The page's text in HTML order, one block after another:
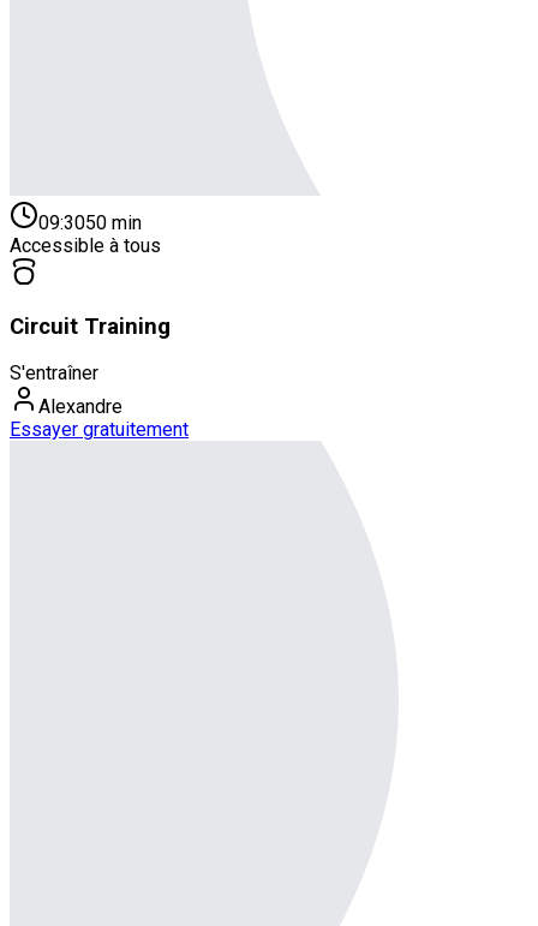
09:3050 min
Accessible à tous
Circuit Training
S'entraîner
Alexandre
Essayer gratuitement